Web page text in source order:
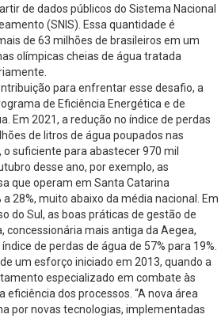
de dados públicos do Sistema Nacional
(SNIS). Essa quantidade é
de 63 milhões de brasileiros em um
olímpicas cheias de água tratada
para enfrentar esse desafio, a
de Eficiência Energética e de
Em 2021, a redução no índice de perdas
de litros de água poupados nas
suficiente para abastecer 970 mil
desse ano, por exemplo, as
que operam em Santa Catarina
28%, muito abaixo da média nacional. Em
do Sul, as boas práticas de gestão de
concessionária mais antiga da Aegea,
de perdas de água de 57% para 19%.
um esforço iniciado em 2013, quando a
especializado em combate às
eficiência dos processos. “A nova área
por novas tecnologias, implementadas